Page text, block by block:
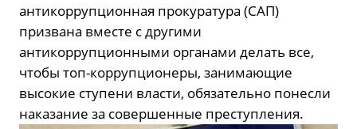
антикоррупционная прокуратура (САП)
призвана вместе с другими
антикоррупционными органами делать все,
чтобы топ-коррупционеры, занимающие
высокие ступени власти, обязательно понесли
наказание за совершенные преступления.